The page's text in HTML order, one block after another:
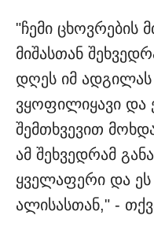
"ჩემი ცხოვრების
მიშასთან
დღეს იმ
ვყოფილიყავი
შემთხვევით
ამ შეხვედრამ
ყველაფერი და ეს
ალისასთან," -